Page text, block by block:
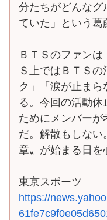
分たちがどんなグ
ていた」という葛
ＢＴＳのファン
Ｓ上ではＢＴＳ
ク」「涙が止ま
る。今回の活動
ためにメンバー
だ。解散もしな
章〟が始まる日を
東京スポーツ
https://